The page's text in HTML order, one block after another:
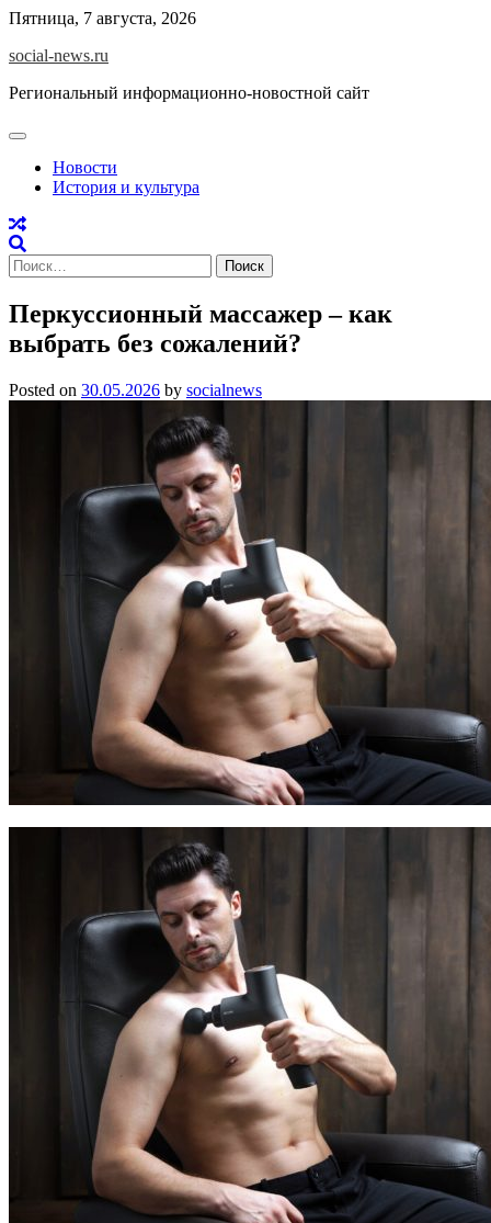
Skip
content
Пятница, 7 августа, 2026
social-news.ru
Региональный информационно-новостной сайт
Новости
История и культура
Найти:
Перкуссионный массажер – как
выбрать без сожалений?
Posted on 30.05.2026 by socialnews